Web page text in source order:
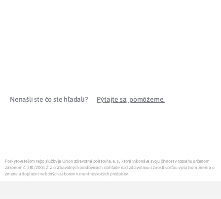
Nenašli ste čo ste hľadali? Pýtajte sa, pomôžeme.
Poskytovateľom tejto služby je Union zdravotná poisťovňa, a. s., ktorá vykonáva svoju činnosť v rozsahu určenom
zákonom č. 581/2004 Z.z. o zdravotných poisťovniach, dohľade nad zdravotnou starostlivosťou v platnom znení a o
zmene a doplnení niektorých zákonov v znení neskorších predpisov.